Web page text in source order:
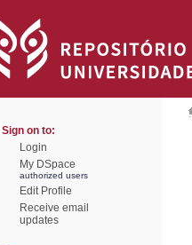
Sign on to:
Login
My DSpace
authorized users
Edit Profile
Receive email
updates